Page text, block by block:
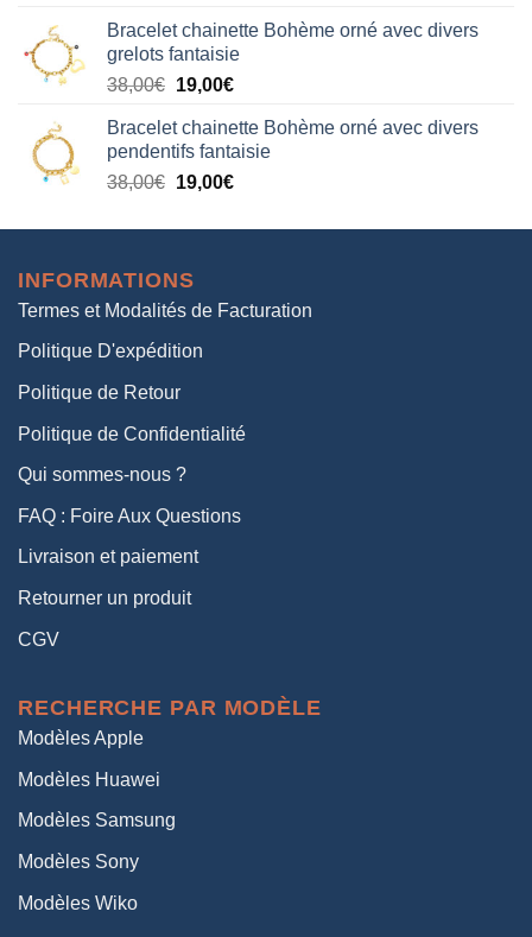
initial
était :
38,00€.
actuel
est :
19,00€.
Bracelet chainette Bohème orné avec divers
grelots fantaisie
38,00€ Le
initial
était :
38,00€.
19,00€Le
actuel
est :
19,00€.
Bracelet chainette Bohème orné avec divers
pendentifs fantaisie
38,00€ Le
initial
38,00€.
19,00€Le
actuel
INFORMATIONS
Termes et Modalités de Facturation
Politique D'expédition
Politique de Retour
Politique de Confidentialité
Qui sommes-nous ?
FAQ : Foire Aux Questions
Livraison et paiement
Retourner un produit
CGV
RECHERCHE PAR MODÈLE
Modèles Apple
Modèles Huawei
Modèles Samsung
Modèles Sony
Modèles Wiko